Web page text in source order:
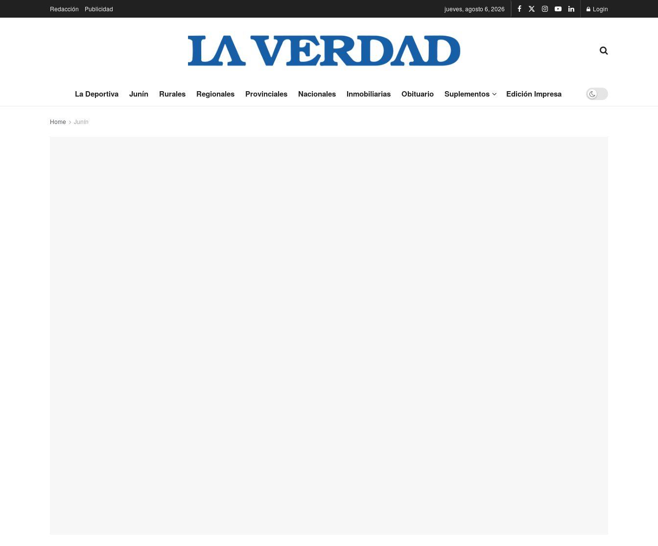
Redacción Publicidad jueves, agosto 6, 2026 Login
La Deportiva Junín Rurales Regionales Provinciales Nacionales Inmobiliarias Obituario Suplementos Edición Impresa
Home Junín